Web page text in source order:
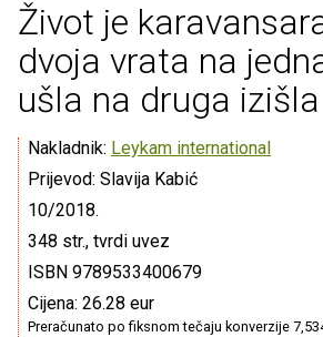
Život je
dvoja vrata na
ušla na druga izišla
Nakladnik: Leykam international
Prijevod: Slavija Kabić
10/2018.
348 str., tvrdi uvez
ISBN 9789533400679
Cijena: 26.28 eur
Preračunato po fiksnom tečaju konverzije